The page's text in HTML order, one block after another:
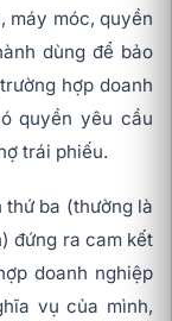
máy móc, quyền
dùng để bảo
hợp doanh
quyền yêu cầu
trái phiếu.
thứ ba (thường là
đứng ra cam kết
doanh nghiệp
vụ của mình,